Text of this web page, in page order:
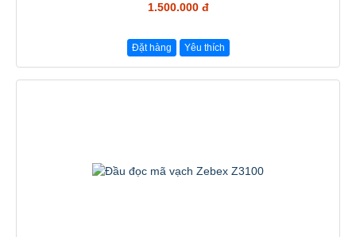
1.500.000 đ
Đặt hàng Yêu thích